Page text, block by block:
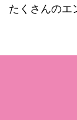
たくさんのエ